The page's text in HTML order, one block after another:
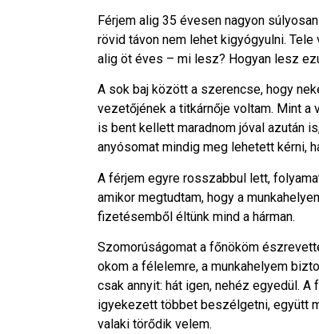
Férjem alig 35 évesen nagyon
rövid távon nem lehet kigyógyulni.
alig öt éves – mi lesz? Hogyan lesz
A sok baj között a szerencse, hogy
vezetőjének a titkárnője voltam. Mint a
is bent kellett maradnom jóval azután
anyósomat mindig meg lehetett kérni,
A férjem egyre rosszabbul lett,
amikor megtudtam, hogy a
fizetésemből éltünk mind a hárman.
Szomorúságomat a főnököm
okom a félelemre, a munkahelyem
csak annyit: hát igen, nehéz egyedül.
igyekezett többet beszélgetni, együtt
valaki törődik velem.